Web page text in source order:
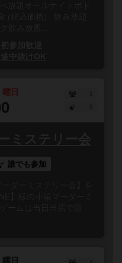
放題オールナイトボド
税込価格) 飲み放題
飲み放題...
参加歓迎
中抜けOK
曜日
1
ミステリー会
誰でも参加
ダーミステリー会】を
】様の小箱マーダーミ
ームは当日当店で販
曜日